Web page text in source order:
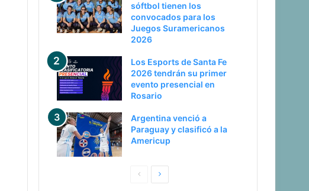
sóftbol tienen los
convocados para los
Juegos Suramericanos
2026
Los Esports de Santa Fe
2026 tendrán su primer
evento presencial en
Rosario
Argentina venció a
Paraguay y clasificó a la
Americup
PaginaSiguiente